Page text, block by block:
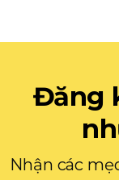
Đăng
Nhận các